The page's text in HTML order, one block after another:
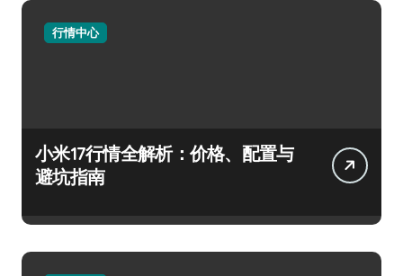
行情中心
小米17行情全解析：价格、配置与
避坑指南